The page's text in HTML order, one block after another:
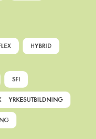
HYBRID
SFI
– YRKESUTBILDNING